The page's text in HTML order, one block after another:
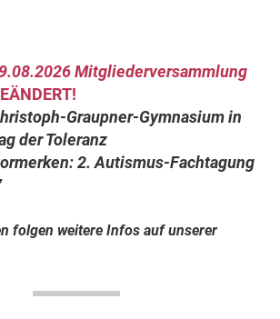
Mitgliederversammlung
Graupner-Gymnasium in
der Toleranz
2. Autismus-Fachtagung
folgen weitere Infos auf unserer